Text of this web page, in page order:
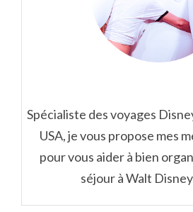
Spécialiste des voyages
USA, je vous propose mes
pour vous aider à bien
séjour à Walt